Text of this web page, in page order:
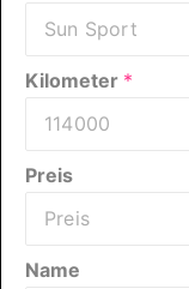
Kilometer *
Preis
Name